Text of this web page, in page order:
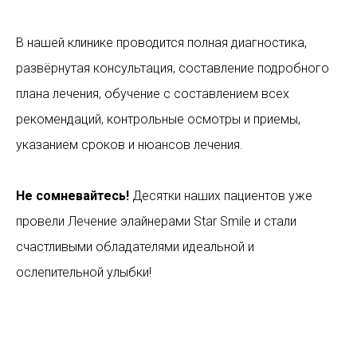
В нашей клинике проводится полная диагностика,
развёрнутая консультация, составление подробного
плана лечения, обучение с составлением всех
рекомендаций, контрольные осмотры и приемы,
указанием сроков и нюансов лечения.
Не сомневайтесь! Десятки наших пациентов уже
провели Лечение элайнерами Star Smile и стали
счастливыми обладателями идеальной и
ослепительной улыбки!